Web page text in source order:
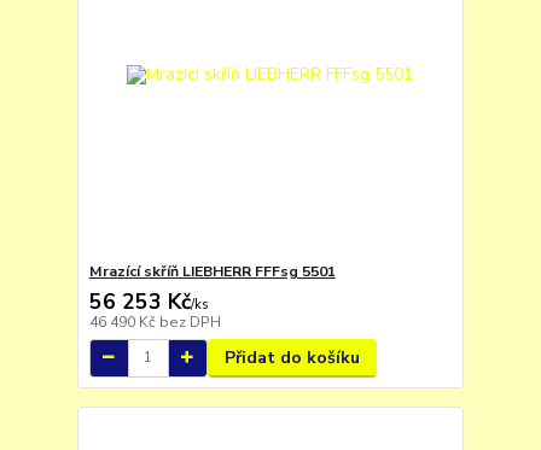
Mrazící skříň LIEBHERR FFFsg 5501
56 253 Kč/ks
46 490 Kč bez DPH
Přidat do košíku